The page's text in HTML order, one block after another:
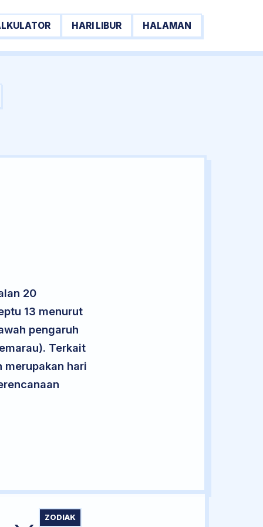
HARI LIBUR HALAMAN
20
13 menurut
pengaruh
Terkait
merupakan hari
ZODIAK